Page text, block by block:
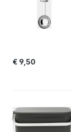
€ 9,50